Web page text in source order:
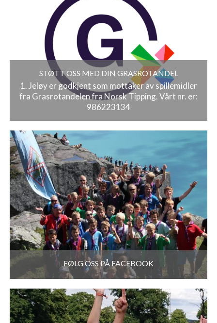
STØTT OSS MED DIN GRASROTANDEL
1. Jeløy er godkjent som mottaker av spillemidler
fra Grasrotandelen fra Norsk Tipping. Vårt nr. er:
986223134
FØLG OSS PÅ FACEBOOK